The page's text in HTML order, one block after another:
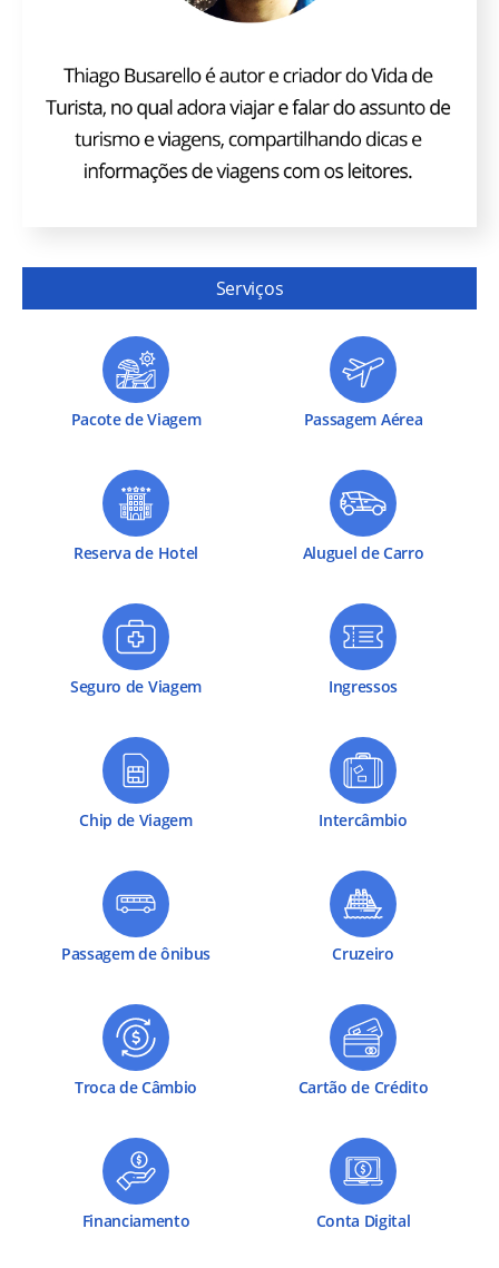
Serviços
Pacote de Viagem Passagem Aérea
Reserva de Hotel Aluguel de Carro
Seguro de Viagem Ingressos
Chip de Viagem Intercâmbio
Passagem de ônibus Cruzeiro
Troca de Câmbio Cartão de Crédito
Financiamento Conta Digital